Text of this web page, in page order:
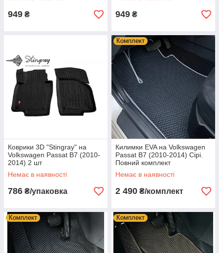
949 ₴ 949 ₴
Коврики 3D "Stingray" на
Volkswagen Passat B7 (2010-
2014) 2 шт
Немає в наявності
786 ₴/упаковка
Комплект
Килимки EVA на Volkswagen
Passat B7 (2010-2014) Сірі.
Повний комплект
Немає в наявності
2 490 ₴/комплект
Комплект Комплект